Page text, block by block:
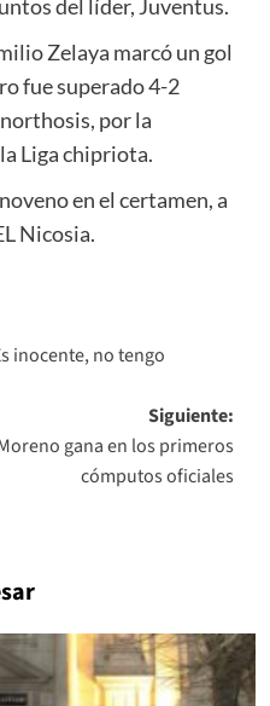
del líder, Juventus.
Zelaya marcó un gol
fue superado 4-2
por la
Liga chipriota.
en el certamen, a
Nicosia.
inocente, no tengo
Siguiente:
gana en los primeros
cómputos oficiales